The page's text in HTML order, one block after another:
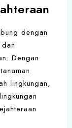
dengan
Dengan
lingkungan,